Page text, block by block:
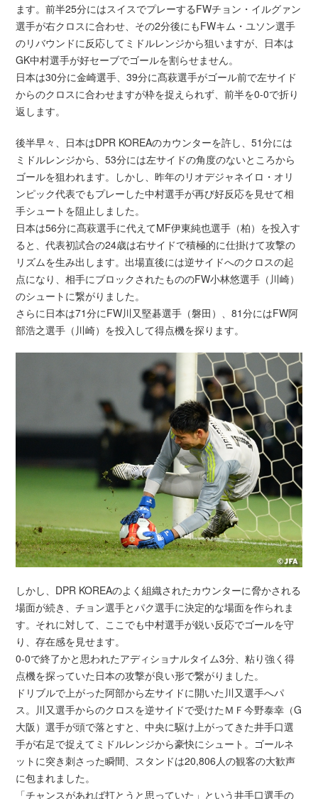
ます。前半25分にはスイスでプレーするFWチョン・イルグァン
選手が右クロスに合わせ、その2分後にもFWキム・ユソン選手
のリバウンドに反応してミドルレンジから狙いますが、日本は
GK中村選手が好セーブでゴールを割らせません。
日本は30分に金崎選手、39分に髙萩選手がゴール前で左サイド
からのクロスに合わせますが枠を捉えられず、前半を0-0で折り
返します。
後半早々、日本はDPR KOREAのカウンターを許し、51分には
ミドルレンジから、53分には左サイドの角度のないところから
ゴールを狙われます。しかし、昨年のリオデジャネイロ・オリ
ンピック代表でもプレーした中村選手が再び好反応を見せて相
手シュートを阻止しました。
日本は56分に髙萩選手に代えてMF伊東純也選手（柏）を投入す
ると、代表初試合の24歳は右サイドで積極的に仕掛けて攻撃の
リズムを生み出します。出場直後には逆サイドへのクロスの起
点になり、相手にブロックされたもののFW小林悠選手（川崎）
のシュートに繋がりました。
さらに日本は71分にFW川又堅碁選手（磐田）、81分にはFW阿
部浩之選手（川崎）を投入して得点機を探ります。
しかし、DPR KOREAのよく組織されたカウンターに脅かされる
場面が続き、チョン選手とパク選手に決定的な場面を作られま
す。それに対して、ここでも中村選手が鋭い反応でゴールを守
り、存在感を見せます。
0-0で終了かと思われたアディショナルタイム3分、粘り強く得
点機を探っていた日本の攻撃が良い形で繋がりました。
ドリブルで上がった阿部から左サイドに開いた川又選手へパ
ス。川又選手からのクロスを逆サイドで受けたＭＦ今野泰幸（G
大阪）選手が頭で落とすと、中央に駆け上がってきた井手口選
手が右足で捉えてミドルレンジから豪快にシュート。ゴールネ
ットに突き刺さった瞬間、スタンドは20,806人の観客の大歓声
に包まれました。
「チャンスがあれば打とうと思っていた」という井手口選手の